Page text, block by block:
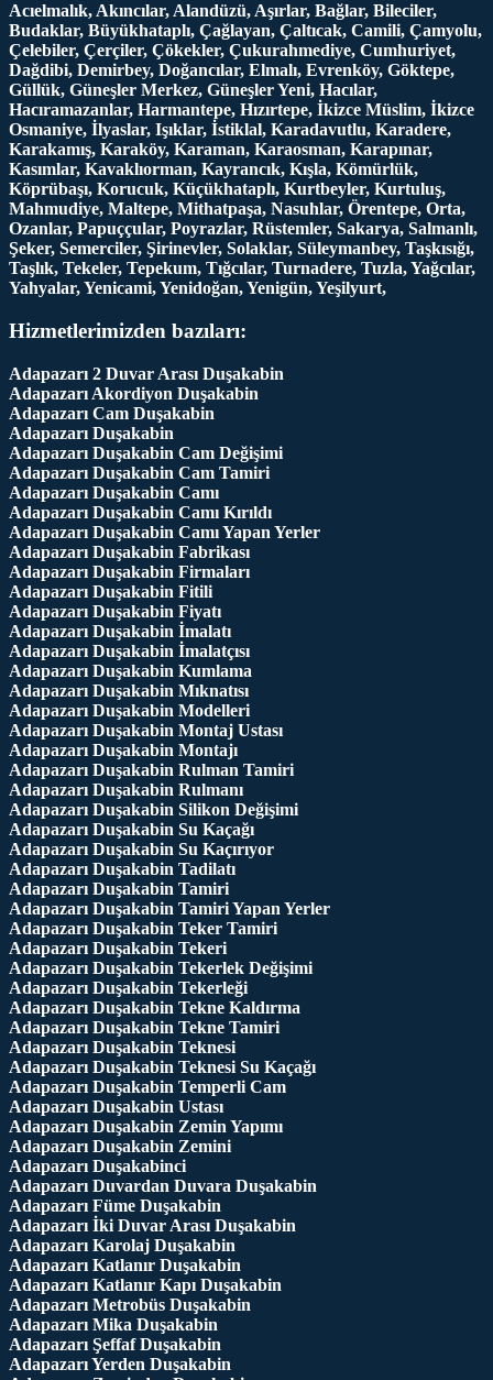
Acıelmalık, Akıncılar, Alandüzü, Aşırlar, Bağlar, Bileciler,
Budaklar, Büyükhataplı, Çağlayan, Çaltıcak, Camili, Çamyolu,
Çelebiler, Çerçiler, Çökekler, Çukurahmediye, Cumhuriyet,
Dağdibi, Demirbey, Doğancılar, Elmalı, Evrenköy, Göktepe,
Güllük, Güneşler Merkez, Güneşler Yeni, Hacılar,
Hacıramazanlar, Harmantepe, Hızırtepe, İkizce Müslim, İkizce
Osmaniye, İlyaslar, Işıklar, İstiklal, Karadavutlu, Karadere,
Karakamış, Karaköy, Karaman, Karaosman, Karapınar,
Kasımlar, Kavaklıorman, Kayrancık, Kışla, Kömürlük,
Köprübaşı, Korucuk, Küçükhataplı, Kurtbeyler, Kurtuluş,
Mahmudiye, Maltepe, Mithatpaşa, Nasuhlar, Örentepe, Orta,
Ozanlar, Papuççular, Poyrazlar, Rüstemler, Sakarya, Salmanlı,
Şeker, Semerciler, Şirinevler, Solaklar, Süleymanbey, Taşkısığı,
Taşlık, Tekeler, Tepekum, Tığcılar, Turnadere, Tuzla, Yağcılar,
Yahyalar, Yenicami, Yenidoğan, Yenigün, Yeşilyurt,
Hizmetlerimizden bazıları:
Adapazarı 2 Duvar Arası Duşakabin
Adapazarı Akordiyon Duşakabin
Adapazarı Cam Duşakabin
Adapazarı Duşakabin
Adapazarı Duşakabin Cam Değişimi
Adapazarı Duşakabin Cam Tamiri
Adapazarı Duşakabin Camı
Adapazarı Duşakabin Camı Kırıldı
Adapazarı Duşakabin Camı Yapan Yerler
Adapazarı Duşakabin Fabrikası
Adapazarı Duşakabin Firmaları
Adapazarı Duşakabin Fitili
Adapazarı Duşakabin Fiyatı
Adapazarı Duşakabin İmalatı
Adapazarı Duşakabin İmalatçısı
Adapazarı Duşakabin Kumlama
Adapazarı Duşakabin Mıknatısı
Adapazarı Duşakabin Modelleri
Adapazarı Duşakabin Montaj Ustası
Adapazarı Duşakabin Montajı
Adapazarı Duşakabin Rulman Tamiri
Adapazarı Duşakabin Rulmanı
Adapazarı Duşakabin Silikon Değişimi
Adapazarı Duşakabin Su Kaçağı
Adapazarı Duşakabin Su Kaçırıyor
Adapazarı Duşakabin Tadilatı
Adapazarı Duşakabin Tamiri
Adapazarı Duşakabin Tamiri Yapan Yerler
Adapazarı Duşakabin Teker Tamiri
Adapazarı Duşakabin Tekeri
Adapazarı Duşakabin Tekerlek Değişimi
Adapazarı Duşakabin Tekerleği
Adapazarı Duşakabin Tekne Kaldırma
Adapazarı Duşakabin Tekne Tamiri
Adapazarı Duşakabin Teknesi
Adapazarı Duşakabin Teknesi Su Kaçağı
Adapazarı Duşakabin Temperli Cam
Adapazarı Duşakabin Ustası
Adapazarı Duşakabin Zemin Yapımı
Adapazarı Duşakabin Zemini
Adapazarı Duşakabinci
Adapazarı Duvardan Duvara Duşakabin
Adapazarı Füme Duşakabin
Adapazarı İki Duvar Arası Duşakabin
Adapazarı Karolaj Duşakabin
Adapazarı Katlanır Duşakabin
Adapazarı Katlanır Kapı Duşakabin
Adapazarı Metrobüs Duşakabin
Adapazarı Mika Duşakabin
Adapazarı Şeffaf Duşakabin
Adapazarı Yerden Duşakabin